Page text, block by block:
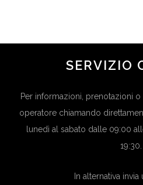
SERVIZIO
Per informazioni, prenotazioni
operatore chiamando
lunedì al sabato dalle 09:00
19:30.
In alternativa